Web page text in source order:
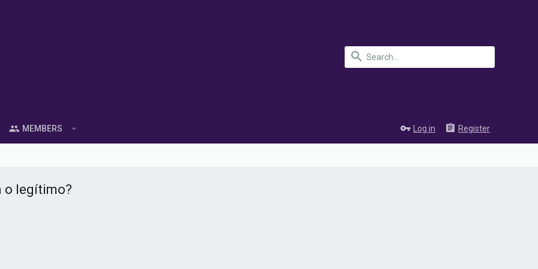
MEMBERS Log in Register
o legítimo?